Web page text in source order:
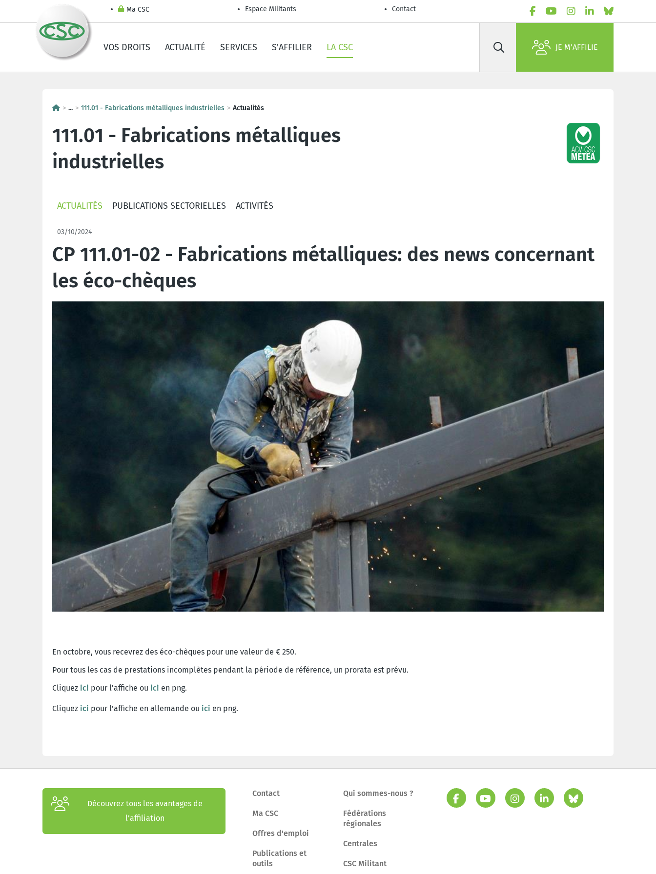
Ma CSC Espace Militants Contact
VOS DROITS ACTUALITÉ SERVICES S'AFFILIER LA CSC Rechercher JE M'AFFILIE
... 111.01 - Fabrications métalliques industrielles Actualités
111.01 - Fabrications métalliques
industrielles
ACTUALITÉS PUBLICATIONS SECTORIELLES ACTIVITÉS
03/10/2024
CP 111.01-02 - Fabrications métalliques: des news concernant
les éco-chèques
En octobre, vous recevrez des éco-chèques pour une valeur de € 250.
Pour tous les cas de prestations incomplètes pendant la période de référence, un prorata est prévu.
Cliquez ici pour l'affiche ou ici en png.
Cliquez ici pour l'affiche en allemande ou ici en png.
Découvrez tous les avantages de
l’affiliation
Contact
Ma CSC
Offres d'emploi
Publications et
outils
Qui sommes-nous ?
Fédérations
régionales
Centrales
CSC Militant